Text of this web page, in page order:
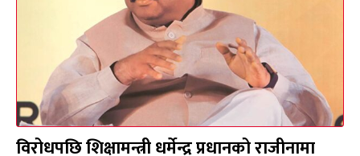
विरोधपछि शिक्षामन्त्री धर्मेन्द्र प्रधानको राजीनामा